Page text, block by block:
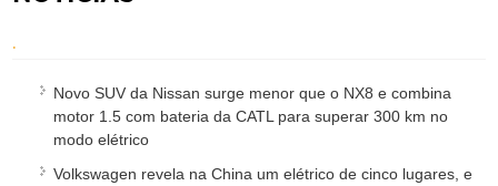
.
Novo SUV da Nissan surge menor que o NX8 e combina
motor 1.5 com bateria da CATL para superar 300 km no
modo elétrico
Volkswagen revela na China um elétrico de cinco lugares, e